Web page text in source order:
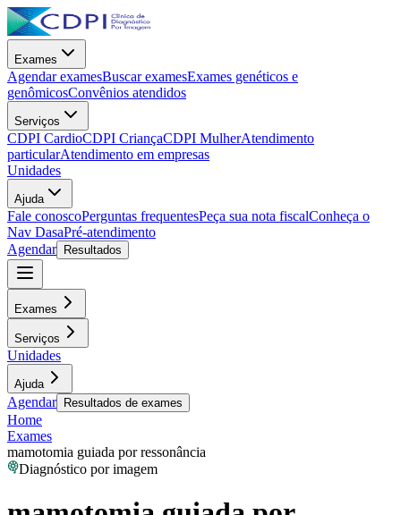
Exames
Agendar examesBuscar examesExames genéticos e
genômicosConvênios atendidos
Serviços
CDPI CardioCDPI CriançaCDPI MulherAtendimento
particularAtendimento em empresas
Unidades
Ajuda
Fale conoscoPerguntas frequentesPeça sua nota fiscalConheça o
Nav DasaPré-atendimento
Agendar
Resultados
Exames
Serviços
Unidades
Ajuda
Agendar Resultados de exames
Home
Exames
mamotomia guiada por ressonância
Diagnóstico por imagem